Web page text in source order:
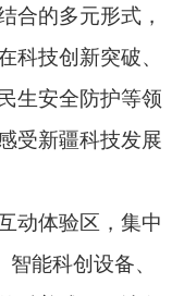
少年沉浸
趣，我第一
感受到科
级（1）